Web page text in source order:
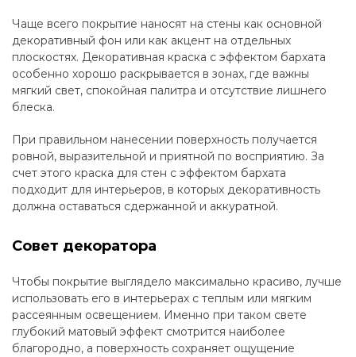
Чаще всего покрытие наносят на стены как основной
декоративный фон или как акцент на отдельных
плоскостях. Декоративная краска с эффектом бархата
особенно хорошо раскрывается в зонах, где важны
мягкий свет, спокойная палитра и отсутствие лишнего
блеска.
При правильном нанесении поверхность получается
ровной, выразительной и приятной по восприятию. За
счет этого краска для стен с эффектом бархата
подходит для интерьеров, в которых декоративность
должна оставаться сдержанной и аккуратной.
Совет декоратора
Чтобы покрытие выглядело максимально красиво, лучше
использовать его в интерьерах с теплым или мягким
рассеянным освещением. Именно при таком свете
глубокий матовый эффект смотрится наиболее
благородно, а поверхность сохраняет ощущение